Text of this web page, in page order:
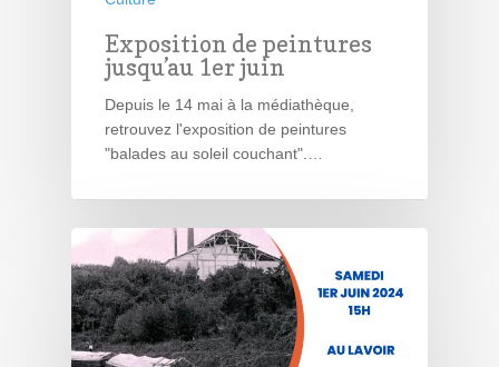
Exposition de peintures
jusqu’au 1er juin
Depuis le 14 mai à la médiathèque,
retrouvez l'exposition de peintures
"balades au soleil couchant".…